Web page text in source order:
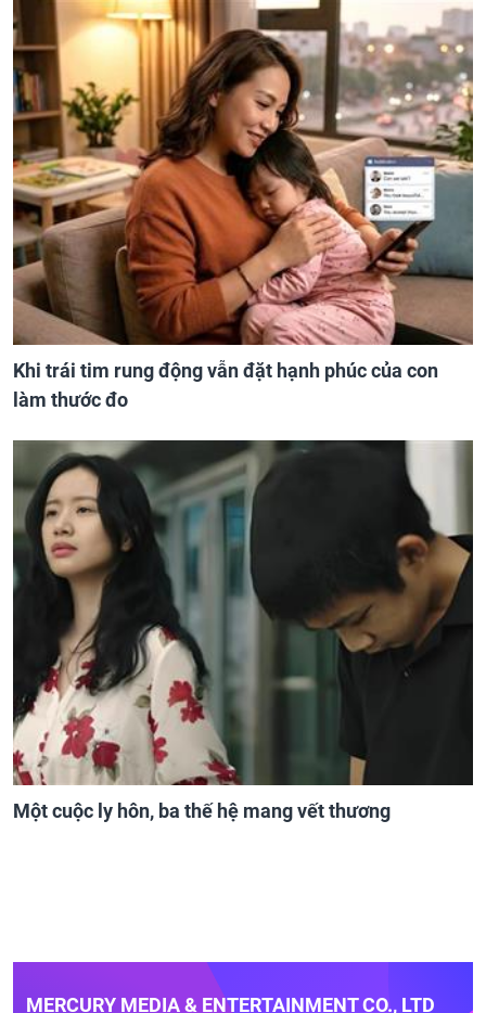
Khi trái tim rung động vẫn đặt hạnh phúc của con
làm thước đo
Một cuộc ly hôn, ba thế hệ mang vết thương
MERCURY MEDIA & ENTERTAINMENT CO., LTD